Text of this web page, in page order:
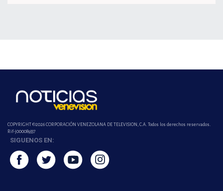
COPYRIGHT ©2026 CORPORACIÓN VENEZOLANA DE TELEVISION, C.A. Todos los derechos reservados.
Rif-j000089337
SIGUENOS EN: